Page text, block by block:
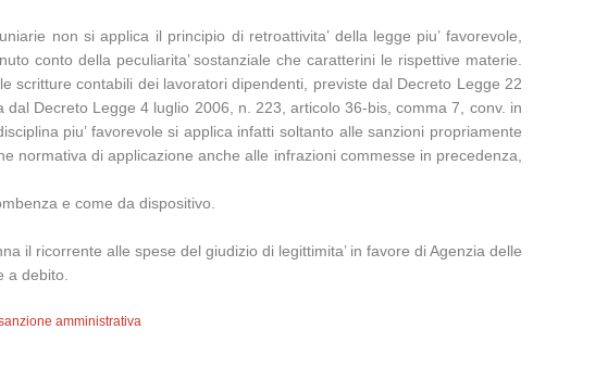
non si applica il principio di retroattivita’ della legge piu’ favorevole,
conto della peculiarita’ sostanziale che caratterini le rispettive materie.
scritture contabili dei lavoratori dipendenti, previste dal Decreto Legge 22
Decreto Legge 4 luglio 2006, n. 223, articolo 36-bis, comma 7, conv. in
piu’ favorevole si applica infatti soltanto alle sanzioni propriamente
di applicazione anche alle infrazioni commesse in precedenza,
e come da dispositivo.
il ricorrente alle spese del giudizio di legittimita’ in favore di Agenzia delle
debito.
amministrativa